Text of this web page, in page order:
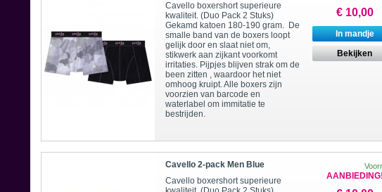
Cavello boxershort superieure
kwaliteit. (Duo Pack 2 Stuks)
Gekamd katoen 180-190 gram. De
smalle band van de boxers loopt
gelijk door en slaat niet om,
stikwerk aan zijkant voorkomt
irritaties. Pijpjes blijven strak om de
been zitten , waardoor het niet
omhoog kruipt. Alle boxers zijn
voorzien van barcode en
waterlabel om immitatie te
bestrijden.
€ 10,00
In mandje
Bekijken
Cavello 2-pack Men Blue
Cavello boxershort superieure
AANBIEDING!